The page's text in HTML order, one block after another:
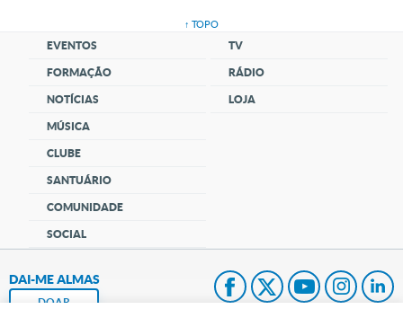
↑ TOPO
EVENTOS
FORMAÇÃO
NOTÍCIAS
MÚSICA
CLUBE
SANTUÁRIO
COMUNIDADE
SOCIAL
TV
RÁDIO
LOJA
DAI-ME ALMAS
DOAR